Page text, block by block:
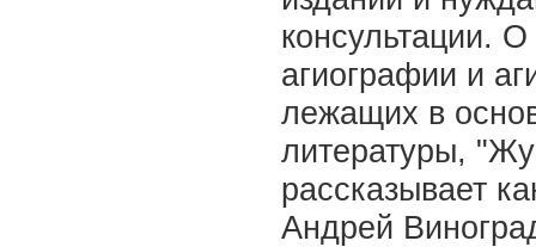
консультации.
агиографии и
лежащих в
литературы,
рассказывает
Андрей